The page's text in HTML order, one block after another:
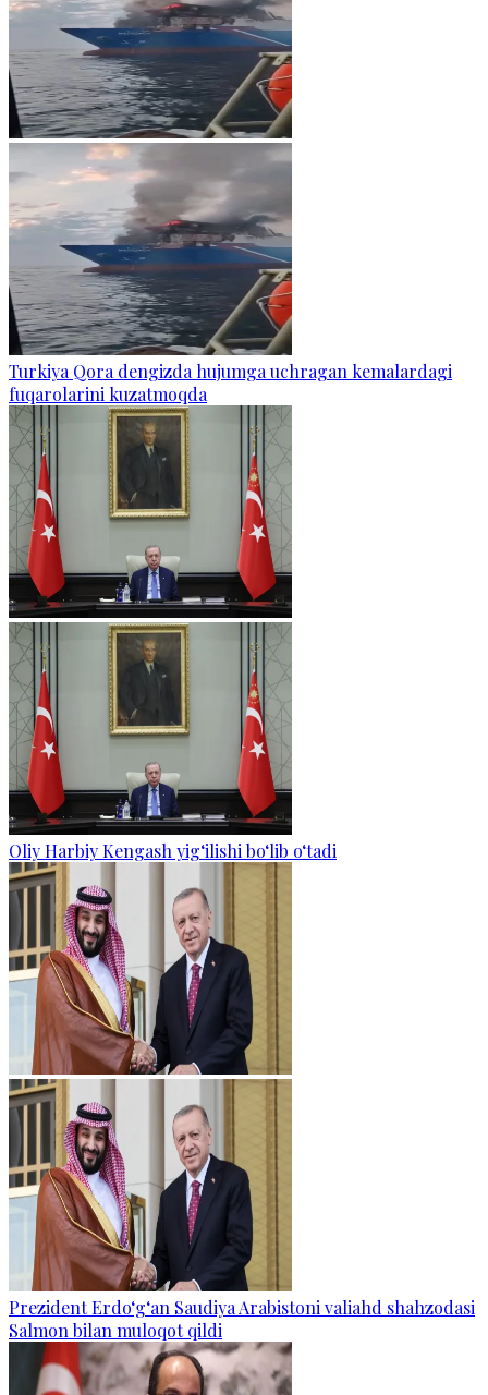
Turkiya Qora dengizda hujumga uchragan kemalardagi
fuqarolarini kuzatmoqda
Oliy Harbiy Kengash yig‘ilishi bo‘lib o‘tadi
Prezident Erdo‘g‘an Saudiya Arabistoni valiahd shahzodasi
Salmon bilan muloqot qildi